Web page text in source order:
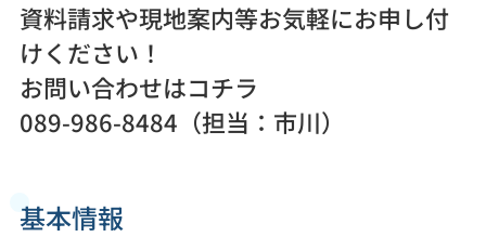
資料請求や現地案内等お気軽にお申し付
けください！
お問い合わせはコチラ
089-986-8484（担当：市川）
基本情報